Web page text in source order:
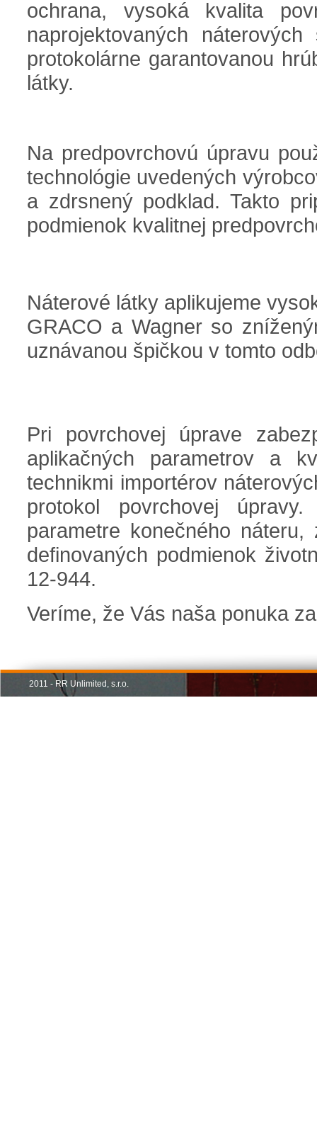
ochrana, vysoká kvalita
naprojektovaných
protokolárne garantovanou
látky.
Na predpovrchovú úpravu
technológie uvedených
a zdrsnený podklad. Takto
podmienok kvalitnej
Náterové látky aplikujeme
GRACO a Wagner so
uznávanou špičkou v tomto
Pri povrchovej úprave
aplikačných parametrov a
technikmi importérov
protokol povrchovej
parametre konečného
definovaných podmienok
12-944.
Veríme, že Vás naša ponuka
2011 - RR Unlimited, s.r.o.